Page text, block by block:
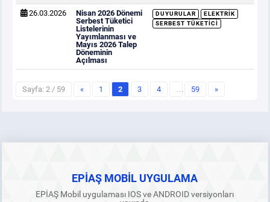
26.03.2026
Nisan 2026 Dönemi
Serbest Tüketici
Listelerinin
Yayımlanması ve
Mayıs 2026 Talep
Döneminin
Açılması
DUYURULAR
ELEKTRIK
SERBEST TÜKETICI
Sayfa: 2 / 59 « 1 2 3 4 … 59 »
EPİAŞ MOBİL UYGULAMA
EPİAŞ Mobil uygulaması IOS ve ANDROID versiyonları